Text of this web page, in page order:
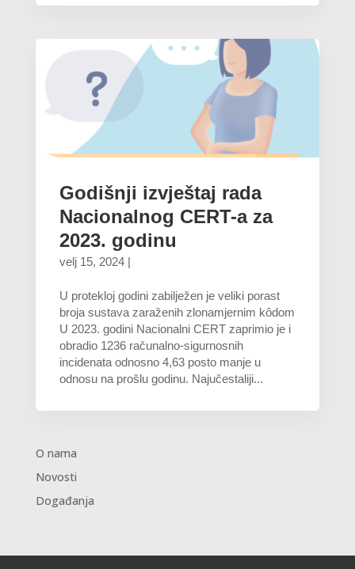
Godišnji izvještaj rada
Nacionalnog CERT-a za
2023. godinu
velj 15, 2024|
U protekloj godini zabilježen je veliki porast
broja sustava zaraženih zlonamjernim kôdom
U 2023. godini Nacionalni CERT zaprimio je i
obradio 1236 računalno-sigurnosnih
incidenata odnosno 4,63 posto manje u
odnosu na prošlu godinu. Najučestaliji...
O nama
Novosti
Događanja